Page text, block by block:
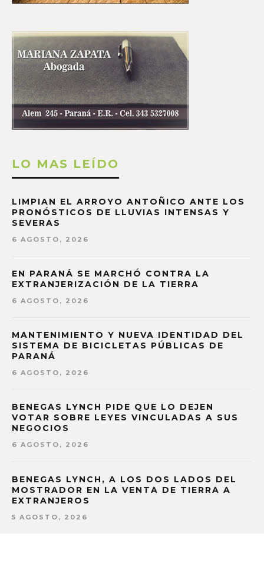
LO MAS LEÍDO
LIMPIAN EL ARROYO ANTOÑICO ANTE LOS
PRONÓSTICOS DE LLUVIAS INTENSAS Y
SEVERAS
6 AGOSTO, 2026
EN PARANÁ SE MARCHÓ CONTRA LA
EXTRANJERIZACIÓN DE LA TIERRA
6 AGOSTO, 2026
MANTENIMIENTO Y NUEVA IDENTIDAD DEL
SISTEMA DE BICICLETAS PÚBLICAS DE
PARANÁ
6 AGOSTO, 2026
BENEGAS LYNCH PIDE QUE LO DEJEN
VOTAR SOBRE LEYES VINCULADAS A SUS
NEGOCIOS
6 AGOSTO, 2026
BENEGAS LYNCH, A LOS DOS LADOS DEL
MOSTRADOR EN LA VENTA DE TIERRA A
EXTRANJEROS
5 AGOSTO, 2026